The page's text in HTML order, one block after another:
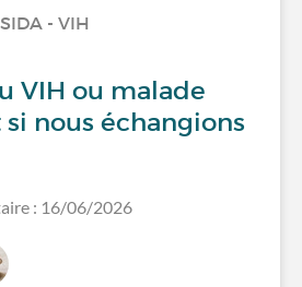
- VIH
VIH ou malade
nous échangions
: 16/06/2026